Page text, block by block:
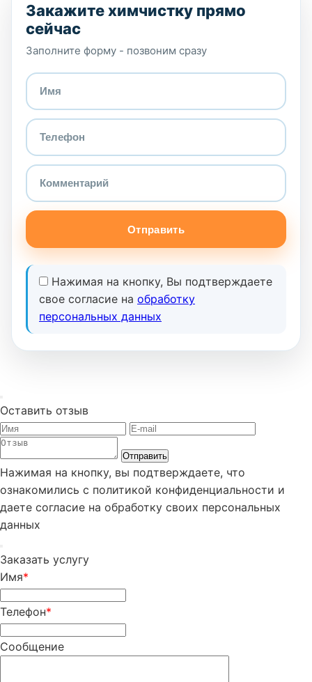
Закажите химчистку прямо
сейчас
Заполните форму - позвоним сразу
Отправить
Нажимая на кнопку, Вы подтверждаете
свое согласие на обработку
персональных данных
Оставить отзыв
Отправить
Нажимая на кнопку, вы подтверждаете, что
ознакомились с политикой конфиденциальности и
даете согласие на обработку своих персональных
данных
Заказать услугу
Имя*
Телефон*
Сообщение